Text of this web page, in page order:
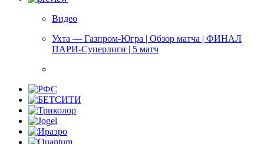
Видео
Ухта — Газпром-Югра | Обзор матча | ФИНАЛ
ПАРИ-Суперлиги | 5 матч